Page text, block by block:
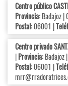
Centro público
Provincia:Badajoz |
Postal:06001 |
Centro privado
|Provincia:Badajoz
Postal:06001 |